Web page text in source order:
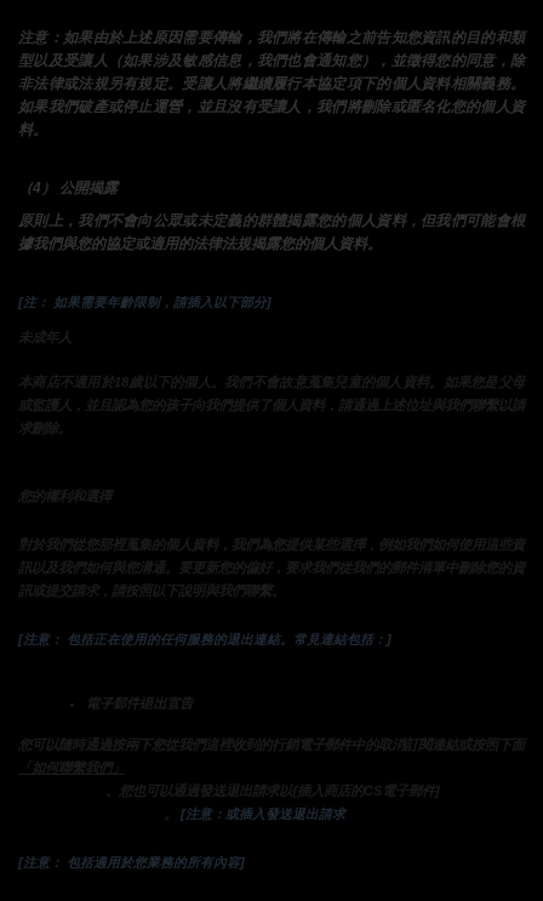
注意：如果由於上述原因需要傳輸，我們將在傳輸之前告知您資訊的目的和類
型以及受讓人（如果涉及敏感信息，我們也會通知您），並徵得您的同意，除
非法律或法規另有規定。受讓人將繼續履行本協定項下的個人資料相關義務。
如果我們破產或停止運營，並且沒有受讓人，我們將刪除或匿名化您的個人資
料。
（4） 公開揭露
原則上，我們不會向公眾或未定義的群體揭露您的個人資料，但我們可能會根
據我們與您的協定或適用的法律法規揭露您的個人資料。
[注： 如果需要年齡限制，請插入以下部分]
未成年人
本商店不適用於18歲以下的個人。我們不會故意蒐集兒童的個人資料。如果您是父母
或監護人，並且認為您的孩子向我們提供了個人資料，請通過上述位址與我們聯繫以請
求刪除。
您的權利和選擇
對於我們從您那裡蒐集的個人資料，我們為您提供某些選擇，例如我們如何使用這些資
訊以及我們如何與您溝通。要更新您的偏好，要求我們從我們的郵件清單中刪除您的資
訊或提交請求，請按照以下說明與我們聯繫。
[注意： 包括正在使用的任何服務的退出連結。常見連結包括：]
電子郵件退出宣告
您可以隨時通過按兩下您從我們這裡收到的行銷電子郵件中的取消訂閱連結或按照下面
「如何聯繫我們」
。您也可以通過發送退出請求以{插入商店的CS電子郵件]
[注意：或插入發送退出請求的替代說明]
[注意： 包括適用於您業務的所有內容]